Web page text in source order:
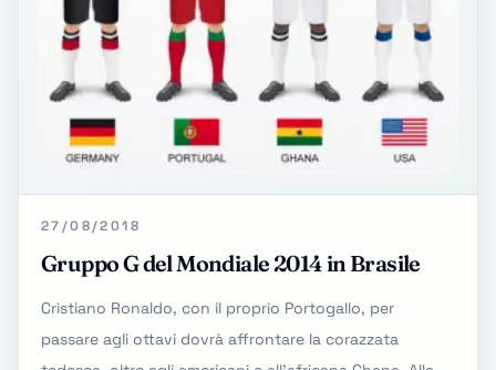
27/08/2018
Gruppo G del Mondiale 2014 in Brasile
Cristiano Ronaldo, con il proprio Portogallo, per
passare agli ottavi dovrà affrontare la corazzata